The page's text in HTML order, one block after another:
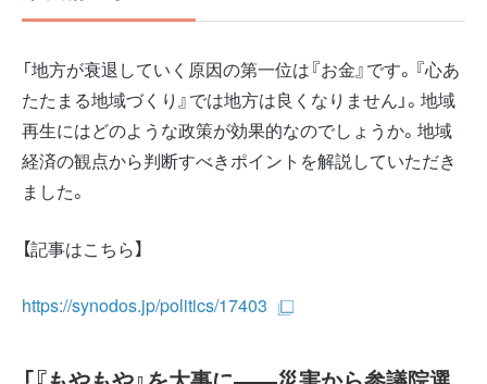
「地方が衰退していく原因の第一位は『お金』です。『心あ
たたまる地域づくり』では地方は良くなりません」。地域
再生にはどのような政策が効果的なのでしょうか。地域
経済の観点から判断すべきポイントを解説していただき
ました。
【記事はこちら】
https://synodos.jp/politics/17403